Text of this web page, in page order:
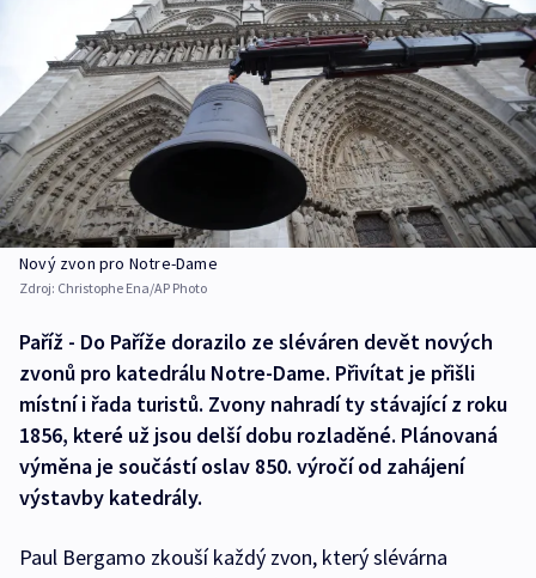
Nový zvon pro Notre-Dame
Zdroj: Christophe Ena/AP Photo
Paříž - Do Paříže dorazilo ze sléváren devět nových
zvonů pro katedrálu Notre-Dame. Přivítat je přišli
místní i řada turistů. Zvony nahradí ty stávající z roku
1856, které už jsou delší dobu rozladěné. Plánovaná
výměna je součástí oslav 850. výročí od zahájení
výstavby katedrály.
Paul Bergamo zkouší každý zvon, který slévárna